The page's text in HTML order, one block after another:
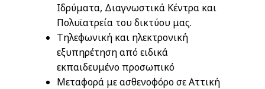
Ιδρύματα, Διαγνωστικά Κέντρα και
Πολυϊατρεία του δικτύου μας.
Τηλεφωνική και ηλεκτρονική
εξυπηρέτηση από ειδικά
εκπαιδευμένο προσωπικό
Μεταφορά με ασθενοφόρο σε Αττική